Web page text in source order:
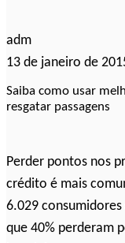
adm
13 de janeiro de
Saiba como usar
resgatar passagens
Perder pontos nos
crédito é mais
6.029
que 40% perderam